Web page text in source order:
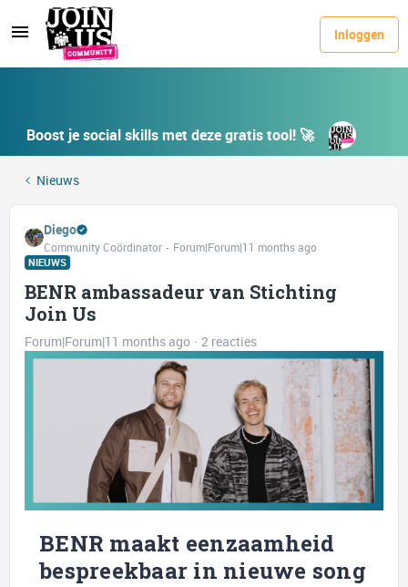
Inloggen
Boost je social skills met deze gratis tool! 🚀
Nieuws
Diego
Community Coördinator Forum|Forum|11 months ago
NIEUWS
BENR ambassadeur van Stichting
Join Us
Forum|Forum|11 months ago 2 reacties
BENR maakt eenzaamheid
bespreekbaar in nieuwe song